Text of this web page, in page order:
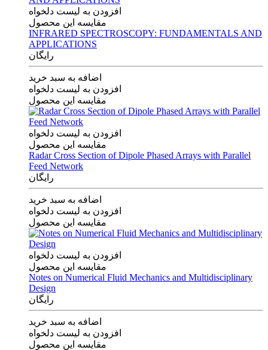
افزودن به لیست دلخواه
مقایسه این محصول
INFRARED SPECTROSCOPY: FUNDAMENTALS AND
APPLICATIONS
رایگان
اضافه به سبد خرید
افزودن به لیست دلخواه
مقایسه این محصول
افزودن به لیست دلخواه
مقایسه این محصول
Radar Cross Section of Dipole Phased Arrays with Parallel
Feed Network
رایگان
اضافه به سبد خرید
افزودن به لیست دلخواه
مقایسه این محصول
افزودن به لیست دلخواه
مقایسه این محصول
Notes on Numerical Fluid Mechanics and Multidisciplinary
Design
رایگان
اضافه به سبد خرید
افزودن به لیست دلخواه
مقایسه این محصول